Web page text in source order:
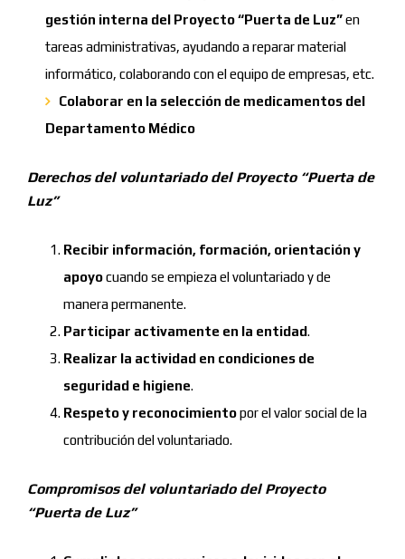
gestión interna del Proyecto “Puerta de Luz”en
tareas administrativas, ayudando a reparar material
informático, colaborando con el equipo de empresas, etc.
Colaborar en la selección de medicamentos del
Departamento Médico
Derechos del voluntariado del Proyecto “Puerta de
Luz”
Recibir información, formación, orientación y
apoyocuando se empieza el voluntariado y de
manera permanente.
Participar activamente en la entidad.
Realizar la actividad en condiciones de
seguridad e higiene.
Respeto y reconocimientopor el valor social de la
contribución del voluntariado.
Compromisos del voluntariado del Proyecto
“Puerta de Luz”